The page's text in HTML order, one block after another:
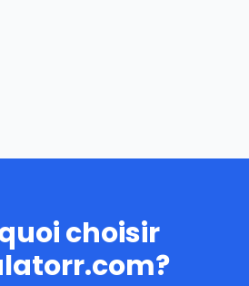
choisir